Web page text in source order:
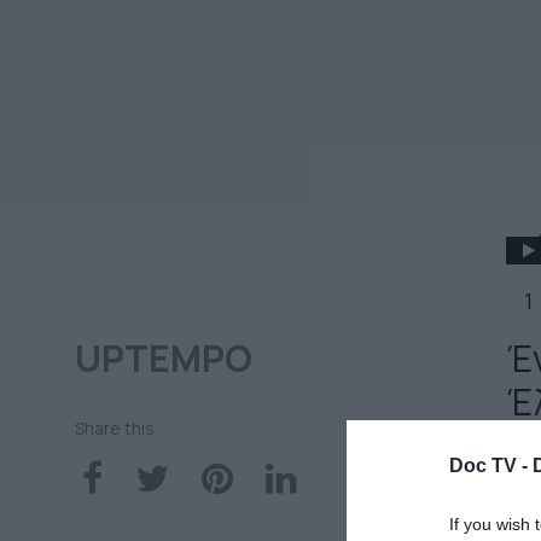
Doc TV -
If you wish
1
UPTEMPO
Share this